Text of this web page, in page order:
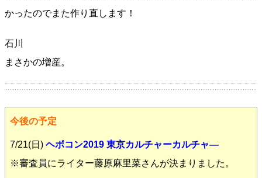
かったのでまた作り直します！
石川
まさかの増産。
今後の予定
7/21(日) ヘボコン2019 東京カルチャーカルチャ―
※審査員にライター藤原麻里菜さんが決まりました。